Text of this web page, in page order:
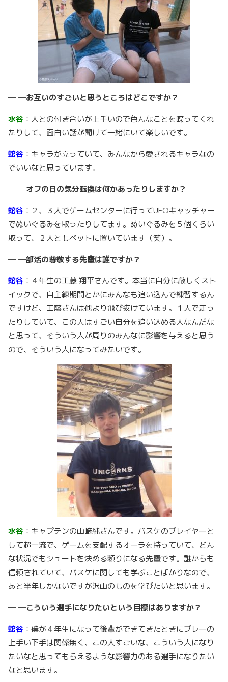
─ ─お互いのすごいと思うところはどこですか？
水谷 ：人との付き合いが上手いので色んなことを喋ってくれ
たりして、面白い話が聞けて一緒にいて楽しいです。
蛇谷 ：キャラが立っていて、みんなから愛されるキャラなの
でいいなと思っています。
─ ─オフの日の気分転換は何かあったりしますか？
蛇谷 ：２、３人でゲームセンターに行ってUFOキャッチャー
でぬいぐるみを取ったりしてます。ぬいぐるみを５個くらい
取って、２人ともベットに置いています（笑）。
─ ─部活の尊敬する先輩は誰ですか？
蛇谷 ：４年生の工藤 翔平さんです。本当に自分に厳しくスト
イックで、自主練期間とかにみんなも追い込んで練習するん
ですけど、工藤さんは他より飛び抜けています。１人で走っ
たりしていて、この人はすごい自分を追い込める人なんだな
と思って、そういう人が周りのみんなに影響を与えると思う
ので、そういう人になってみたいです。
水谷 ：キャプテンの山﨑純さんです。バスケのプレイヤーと
して超一流で、ゲームを支配するオーラを持っていて、どん
な状況でもシュートを決める頼りになる先輩です。誰からも
信頼されていて、バスケに関しても学ぶことばかりなので、
あと半年しかないですが沢山のものを学びたいと思います。
─ ─こういう選手になりたいという目標はありますか？
蛇谷 ：僕が４年生になって後輩ができてきたときにプレーの
上手い下手は関係無く、この人すごいな、こういう人になり
たいなと思ってもらえるような影響力のある選手になりたい
なと思います。